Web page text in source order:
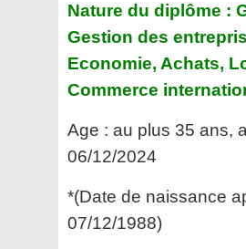
Nature du diplôme :
Gestion des
Economie, Achats,
Commerce
Age : au plus 35 ans,
06/12/2024
*(Date de naissance
07/12/1988)